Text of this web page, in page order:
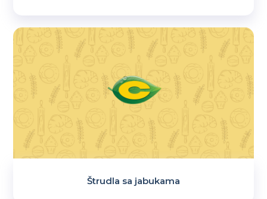
Štrudla sa jabukama